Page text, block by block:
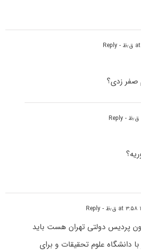
- Reply
زدی؟
- Reply
- Reply
پردیس دولتی تهران هست باید
با دانشگاه علوم تحقیقات و برای